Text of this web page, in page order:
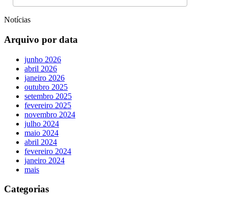
Notícias
Arquivo por data
junho 2026
abril 2026
janeiro 2026
outubro 2025
setembro 2025
fevereiro 2025
novembro 2024
julho 2024
maio 2024
abril 2024
fevereiro 2024
janeiro 2024
mais
Categorias